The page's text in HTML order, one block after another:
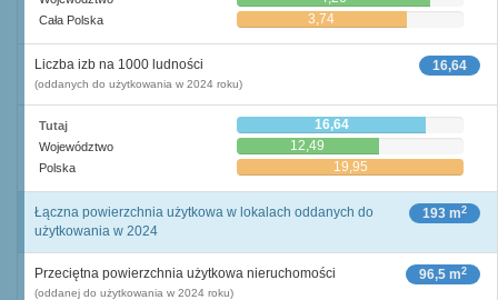
Cała Polska 3,74
16,64
Liczba izb na 1000 ludności
(oddanych do użytkowania w 2024 roku)
Tutaj 16,64
Województwo 12,49
Polska 19,95
193 m2
Łączna powierzchnia użytkowa w lokalach oddanych do
użytkowania w 2024
96,5 m2
Przeciętna powierzchnia użytkowa nieruchomości
(oddanej do użytkowania w 2024 roku)